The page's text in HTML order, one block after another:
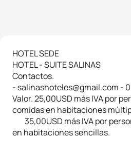
HOTEL SEDE
HOTEL - SUITE SALINAS
Contactos.
- salinashoteles@gmail.com -
Valor. 25,00USD más IVA por
comidas en habitaciones
35,00USD más IVA por
en habitaciones sencillas.